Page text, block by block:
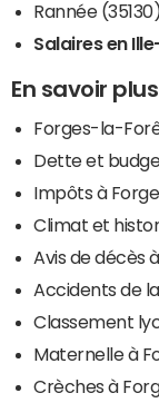
Rannée
Salaires en
En savoir
Forges-la-
Dette et
Impôts à
Climat et
Avis de décès
Accidents de
Classement
Maternelle à
Crèches à